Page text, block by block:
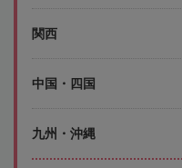
関西
中国・四国
九州・沖縄